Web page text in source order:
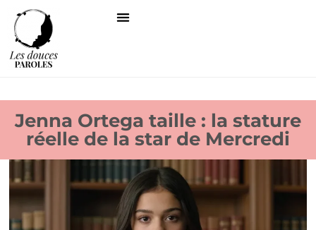
Jenna Ortega taille : la stature
réelle de la star de Mercredi